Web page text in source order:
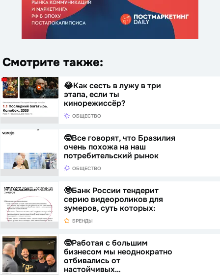
Смотрите также:
😂Как сесть в лужу в три
этапа, если ты
кинорежиссёр?
ОБЩЕСТВО
🤓Все говорят, что Бразилия
очень похожа на наш
потребительский рынок
ОБЩЕСТВО
🤓Банк России тендерит
серию видеороликов для
зумеров, суть которых:
БРЕНДЫ
🤓Работая с большим
бизнесом мы неоднократно
отбивались от
настойчивых…